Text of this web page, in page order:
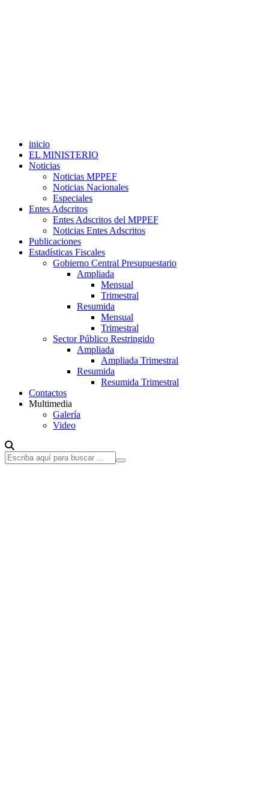
inicio
EL MINISTERIO
Noticias
Noticias MPPEF
Noticias Nacionales
Especiales
Entes Adscritos
Entes Adscritos del MPPEF
Noticias Entes Adscritos
Publicaciones
Estadísticas Fiscales
Gobierno Central Presupuestario
Ampliada
Mensual
Trimestral
Resumida
Mensual
Trimestral
Sector Público Restringido
Ampliada
Ampliada Trimestral
Resumida
Resumida Trimestral
Contactos
Multimedia
Galería
Video